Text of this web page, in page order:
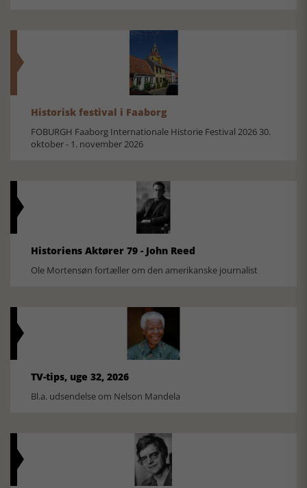
Historisk festival i Faaborg
FOBURGH Faaborg Internationale Historie Festival 2026 30.
oktober - 1. november 2026
Historiens Aktører 79 - John Reed
Ole Mortensøn fortæller om den amerikanske journalist
TV-tips, uge 32, 2026
Bl.a. udsendelse om Nelson Mandela